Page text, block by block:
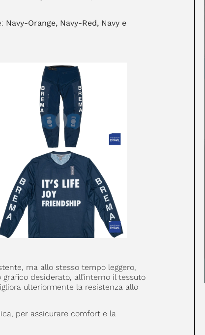
Navy-Orange, Navy-Red, Navy e
ma allo stesso tempo leggero,
desiderato, all’interno il tessuto
ulteriormente la resistenza allo
per assicurare comfort e la